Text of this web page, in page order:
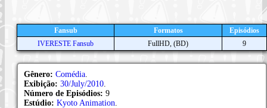
Fansub Formatos
Episódios
IVERESTE Fansub
FullHD, (BD) 9
Gênero: Comédia
Exibição: 30/July/2010
Número de Episódios: 9
Estúdio: Kyoto Animation